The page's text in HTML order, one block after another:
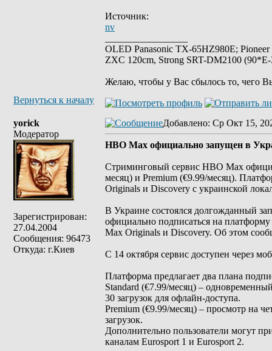
Источник:
nv
OLED Panasonic TX-65HZ980E;
ZXC 120cm, Strong SRT-DM2100
Желаю, чтобы у Вас сбылось то, чего
Вернуться к началу
yorick
Модератор
Зарегистрирован:
27.04.2004
Сообщения: 96473
Откуда: г.Киев
Добавлено: Ср Окт 15,
HBO Max официально запущен в
Стриминговый сервис HBO Max
месяц) и Premium (€9.99/месяц).
Originals и Discovery с украинской
В Украине состоялся долгожданный
официально подписаться на
Max Originals и Discovery. Об этом
С 14 октября сервис доступен через
Платформа предлагает два плана
Standard (€7.99/месяц) –
30 загрузок для офлайн-доступа.
Premium (€9.99/месяц) – просмотр на
загрузок.
Дополнительно пользователи могут
каналам Eurosport 1 и Eurosport 2.